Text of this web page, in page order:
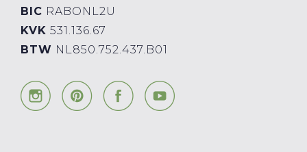
BIC RABONL2U
KVK 531.136.67
BTW NL850.752.437.B01